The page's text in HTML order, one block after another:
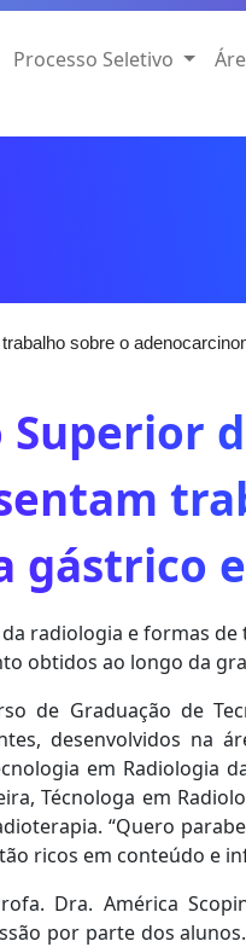
Processo Seletivo
sobre o
gástrico
radiologia e formas
obtidos ao longo da
de Graduação de
desenvolvidos na
em Radiologia
Técnologa em
“Quero
ricos em conteúdo e
Dra. América
por parte dos